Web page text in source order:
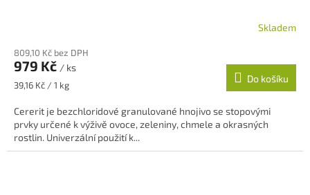
produktu
je
5,0
5
hvězdiček.
Skladem
809,10 Kč bez DPH
979 Kč / ks
Měrná
39,16 Kč / 1 kg
Do košíku
Cererit je bezchloridové granulované hnojivo se stopovými
prvky určené k výživě ovoce, zeleniny, chmele a okrasných
rostlin. Univerzální použití k...